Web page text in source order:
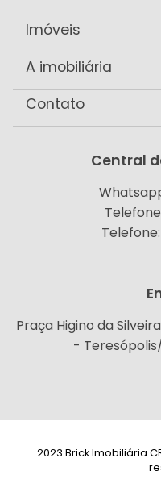
Imóveis
A imobiliária
Contato
Central
Praça Higino da
-
2023 Brick Imobiliária